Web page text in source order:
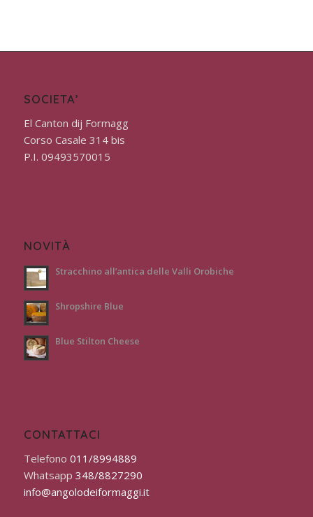
SOCIETA’
El Canton dij Formagg
Corso Casale 314 bis
P.I. 09493570015
NOVITÀ
Stracchino all’antica delle Valli Orobiche
Shropshire Blue
Blue Stilton Cheese
CONTATTACI
Telefono 011/8994889
Whatsapp 348/8827290
info@angolodeiformaggi.it